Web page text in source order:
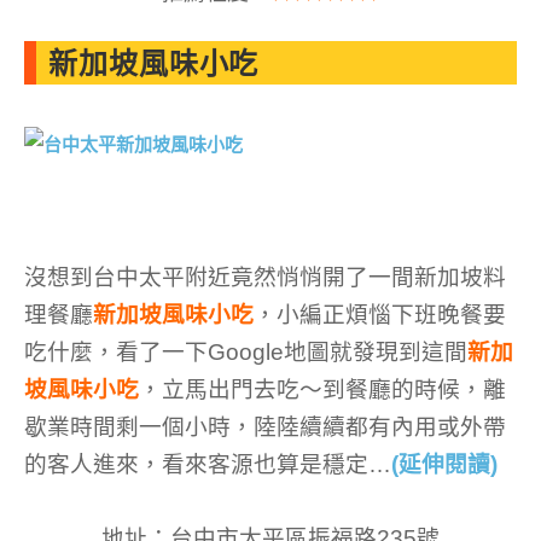
新加坡風味小吃
沒想到台中太平附近竟然悄悄開了一間新加坡料
理餐廳新加坡風味小吃 ，小編正煩惱下班晚餐要
吃什麼，看了一下Google地圖就發現到這間新加
坡風味小吃 ，立馬出門去吃～到餐廳的時候，離
歇業時間剩一個小時，陸陸續續都有內用或外帶
的客人進來，看來客源也算是穩定…(延伸閱讀)